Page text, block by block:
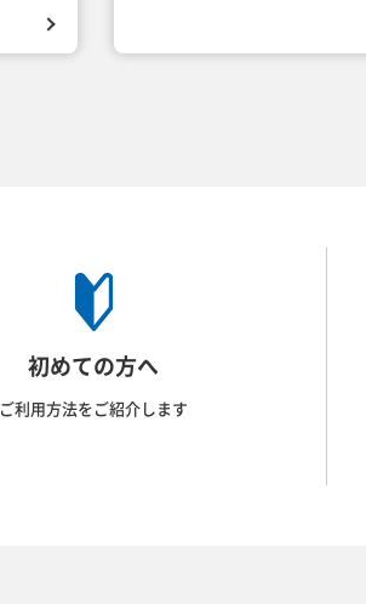
初めての方へ
ご利用方法をご紹介します